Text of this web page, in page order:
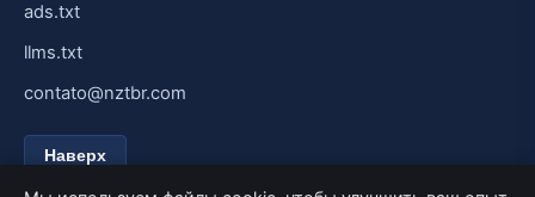
ads.txt
llms.txt
contato@nztbr.com
Наверх